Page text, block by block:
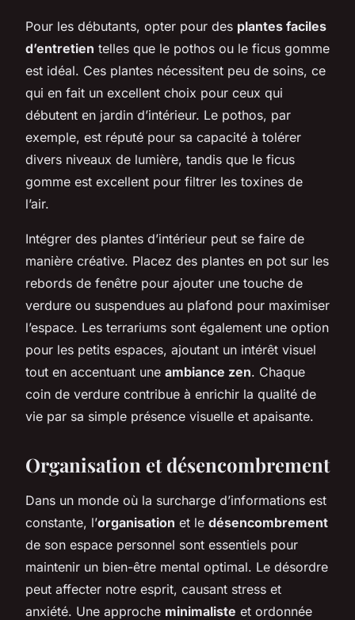
Pour les débutants, opter pour des plantes faciles
d’entretien telles que le pothos ou le ficus gomme
est idéal. Ces plantes nécessitent peu de soins, ce
qui en fait un excellent choix pour ceux qui
débutent en jardin d’intérieur. Le pothos, par
exemple, est réputé pour sa capacité à tolérer
divers niveaux de lumière, tandis que le ficus
gomme est excellent pour filtrer les toxines de
l’air.
Intégrer des plantes d’intérieur peut se faire de
manière créative. Placez des plantes en pot sur les
rebords de fenêtre pour ajouter une touche de
verdure ou suspendues au plafond pour maximiser
l’espace. Les terrariums sont également une option
pour les petits espaces, ajoutant un intérêt visuel
tout en accentuant une ambiance zen. Chaque
coin de verdure contribue à enrichir la qualité de
vie par sa simple présence visuelle et apaisante.
Organisation et désencombrement
Dans un monde où la surcharge d’informations est
constante, l’organisation et le désencombrement
de son espace personnel sont essentiels pour
maintenir un bien-être mental optimal. Le désordre
peut affecter notre esprit, causant stress et
anxiété. Une approche minimaliste et ordonnée